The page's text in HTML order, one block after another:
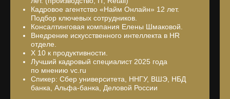
Кадровое агентство «Найм Онлайн» 12 лет.
Подбор ключевых сотрудников.
Консалтинговая компания Елены Шмаковой.
Внедрение искусственного интеллекта в HR
отделе.
X 10 к продуктивности.
Лучший кадровый специалист 2025 года
по мнению vc.ru
Спикер: Сбер университета, ННГУ, ВШЭ, HБД
банка, Альфа-банка, Деловой России